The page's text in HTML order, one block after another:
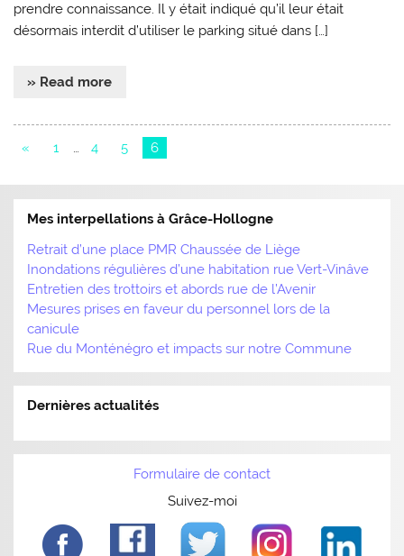
prendre connaissance. Il y était indiqué qu’il leur était
désormais interdit d’utiliser le parking situé dans […]
» Read more
« 1 … 4 5 6
Mes interpellations à Grâce-Hollogne
Retrait d’une place PMR Chaussée de Liège
Inondations régulières d’une habitation rue Vert-Vinâve
Entretien des trottoirs et abords rue de l’Avenir
Mesures prises en faveur du personnel lors de la
canicule
Rue du Monténégro et impacts sur notre Commune
Dernières actualités
Formulaire de contact
Suivez-moi